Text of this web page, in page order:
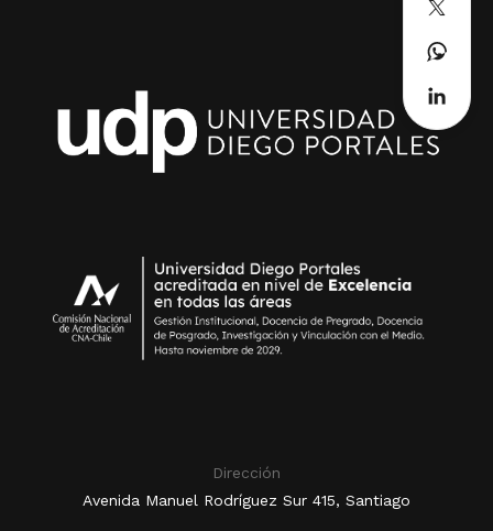
Dirección
Avenida Manuel Rodríguez Sur 415, Santiago